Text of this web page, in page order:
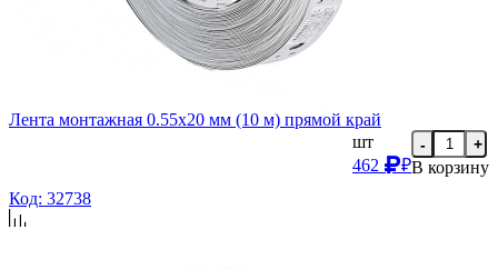
Лента монтажная 0.55х20 мм (10 м) прямой край
шт
462
₽
- +
В корзину
Код: 32738